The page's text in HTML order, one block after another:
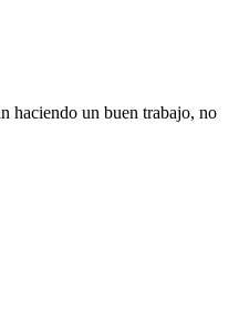
haciendo un buen trabajo, no